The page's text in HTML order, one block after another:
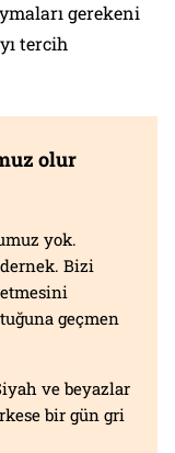
gerekeni
tercih
olur
yok.
Bizi
geçmen
ve beyazlar
bir gün gri